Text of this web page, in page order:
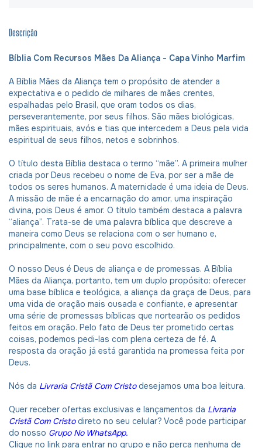
Descrição
Bíblia Com Recursos Mães Da Aliança - Capa Vinho Marfim
A Bíblia Mães da Aliança tem o propósito de atender a
expectativa e o pedido de milhares de mães crentes,
espalhadas pelo Brasil, que oram todos os dias,
perseverantemente, por seus filhos. São mães biológicas,
mães espirituais, avós e tias que intercedem a Deus pela vida
espiritual de seus filhos, netos e sobrinhos.
O título desta Bíblia destaca o termo “mãe”. A primeira mulher
criada por Deus recebeu o nome de Eva, por ser a mãe de
todos os seres humanos. A maternidade é uma ideia de Deus.
A missão de mãe é a encarnação do amor, uma inspiração
divina, pois Deus é amor. O título também destaca a palavra
“aliança”. Trata-se de uma palavra bíblica que descreve a
maneira como Deus se relaciona com o ser humano e,
principalmente, com o seu povo escolhido.
O nosso Deus é Deus de aliança e de promessas. A Bíblia
Mães da Aliança, portanto, tem um duplo propósito: oferecer
uma base bíblica e teológica, a aliança da graça de Deus, para
uma vida de oração mais ousada e confiante, e apresentar
uma série de promessas bíblicas que nortearão os pedidos
feitos em oração. Pelo fato de Deus ter prometido certas
coisas, podemos pedi-las com plena certeza de fé. A
resposta da oração já está garantida na promessa feita por
Deus.
Nós da Livraria Cristã Com Cristodesejamos uma boa leitura.
Quer receber ofertas exclusivas e lançamentos da Livraria
Cristã Com Cristodireto no seu celular? Você pode participar
do nosso Grupo No WhatsApp.
Clique no link para entrar no grupo e não perca nenhuma de